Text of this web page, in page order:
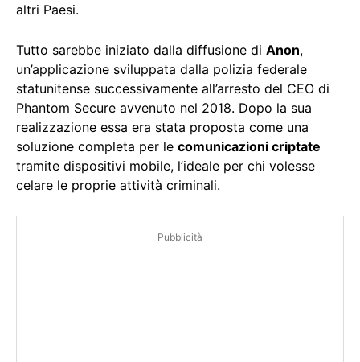
altri Paesi.
Tutto sarebbe iniziato dalla diffusione di Anon,
un’applicazione sviluppata dalla polizia federale
statunitense successivamente all’arresto del CEO di
Phantom Secure avvenuto nel 2018. Dopo la sua
realizzazione essa era stata proposta come una
soluzione completa per le comunicazioni criptate
tramite dispositivi mobile, l’ideale per chi volesse
celare le proprie attività criminali.
Pubblicità